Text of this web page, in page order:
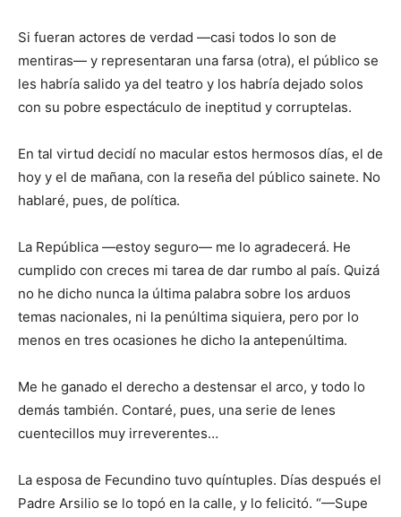
Si fueran actores de verdad —casi todos lo son de
mentiras— y representaran una farsa (otra), el público se
les habría salido ya del teatro y los habría dejado solos
con su pobre espectáculo de ineptitud y corruptelas.
En tal virtud decidí no macular estos hermosos días, el de
hoy y el de mañana, con la reseña del público sainete. No
hablaré, pues, de política.
La República —estoy seguro— me lo agradecerá. He
cumplido con creces mi tarea de dar rumbo al país. Quizá
no he dicho nunca la última palabra sobre los arduos
temas nacionales, ni la penúltima siquiera, pero por lo
menos en tres ocasiones he dicho la antepenúltima.
Me he ganado el derecho a destensar el arco, y todo lo
demás también. Contaré, pues, una serie de lenes
cuentecillos muy irreverentes…
La esposa de Fecundino tuvo quíntuples. Días después el
Padre Arsilio se lo topó en la calle, y lo felicitó. “—Supe